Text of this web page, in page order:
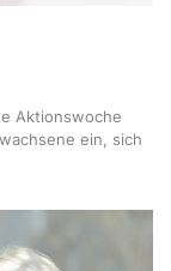
Aktionswoche
ein, sich